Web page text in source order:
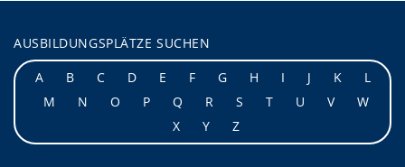
AUSBILDUNGSPLÄTZE SUCHEN
A
B C D E F G H I J K
L
M
N O P Q R S T U V
W
X
Y Z